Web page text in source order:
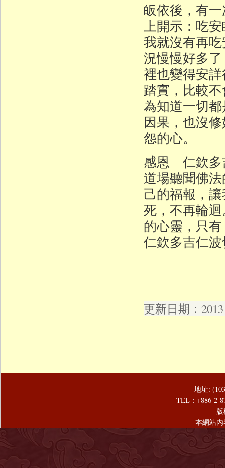
皈依後，有
上開示：吃
我就沒有再
況慢慢好多
裡也變得安
踏實，比較
為知道一切
因果，也沒
怨的心。
感恩 仁欽多
道場聽聞佛
己的福報，
死，不再輪
的心靈，只
仁欽多吉仁
更新日期：
地址:
TEL：+886-2-
本網站